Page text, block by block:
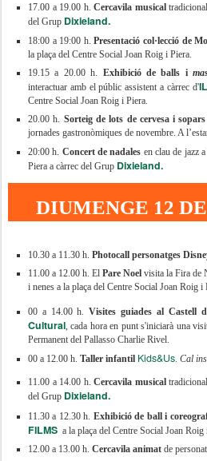
17.00 a 19.00 h.Cercavila musical
del GrupDixieland.
18:00 a 19:00 h.Presentació col·lecció de
la plaça del Centre Social Joan Roig i Piera.
19.15 a 20.00 h. Exhibició de balls i
interactuar amb el públic assistent a càrrec d'
Centre Social Joan Roig i Piera.
20.00 h. Sorteig de lots de cervesa i
jornades gastronòmiques de novembre. A
20:00 h. Concert de nadales en clau de jazz
Piera a càrrec del GrupDixieland.
DIUMENGE 12
10.30 a 11.30 h. Photocall personatges
11.00 a 12.00 h. El Pare Noelvisita la Fira de
i nenes a la plaça del Centre Social Joan Roig i
00 a 14.00 h.Visites guiades al Castell
Cultural, cada hora en punt s'iniciarà una
Permanent del Pallasso Charlie Rivel.
00 a 12.00 h. Taller infantil Kids&Us. Cal
11.00 a 14.00 h.Cercavila musical
del GrupDixieland.
11.30 a 12.30 h. Exhibició de ball i
FILMS a la plaça del Centre Social Joan Roig
12.00 a 13.00 h. Cercavila animatde